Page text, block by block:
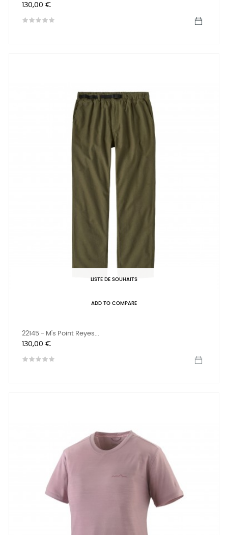
Prix
130,00 €
LISTE DE SOUHAITS
ADD TO COMPARE
22145 - M's Point Reyes...
Prix
130,00 €